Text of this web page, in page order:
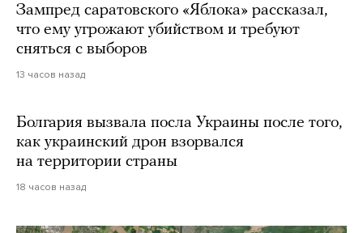
Зампред саратовского «Яблока» рассказал,
что ему угрожают убийством и требуют
сняться с выборов
13 часов назад
Болгария вызвала посла Украины после того,
как украинский дрон взорвался
на территории страны
18 часов назад